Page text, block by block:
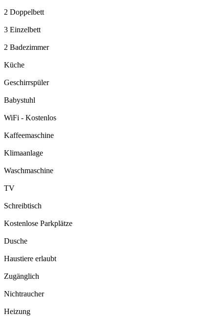
2 Doppelbett
3 Einzelbett
2 Badezimmer
Küche
Geschirrspüler
Babystuhl
WiFi - Kostenlos
Kaffeemaschine
Klimaanlage
Waschmaschine
TV
Schreibtisch
Kostenlose Parkplätze
Dusche
Haustiere erlaubt
Zugänglich
Nichtraucher
Heizung